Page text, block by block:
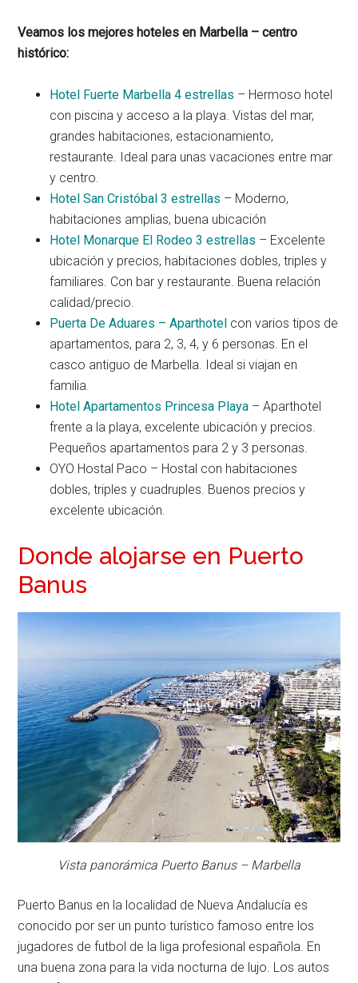
Veamos los mejores hoteles en Marbella – centro
histórico:
Hotel Fuerte Marbella 4 estrellas – Hermoso hotel
con piscina y acceso a la playa. Vistas del mar,
grandes habitaciones, estacionamiento,
restaurante. Ideal para unas vacaciones entre mar
y centro.
Hotel San Cristóbal 3 estrellas – Moderno,
habitaciones amplias, buena ubicación
Hotel Monarque El Rodeo 3 estrellas – Excelente
ubicación y precios, habitaciones dobles, triples y
familiares. Con bar y restaurante. Buena relación
calidad/precio.
Puerta De Aduares – Aparthotel con varios tipos de
apartamentos, para 2, 3, 4, y 6 personas. En el
casco antiguo de Marbella. Ideal si viajan en
familia.
Hotel Apartamentos Princesa Playa – Aparthotel
frente a la playa, excelente ubicación y precios.
Pequeños apartamentos para 2 y 3 personas.
OYO Hostal Paco – Hostal con habitaciones
dobles, triples y cuadruples. Buenos precios y
excelente ubicación.
Donde alojarse en Puerto
Banus
Vista panorámica Puerto Banus – Marbella
Puerto Banus en la localidad de Nueva Andalucía es
conocido por ser un punto turístico famoso entre los
jugadores de futbol de la liga profesional española. En
una buena zona para la vida nocturna de lujo. Los autos